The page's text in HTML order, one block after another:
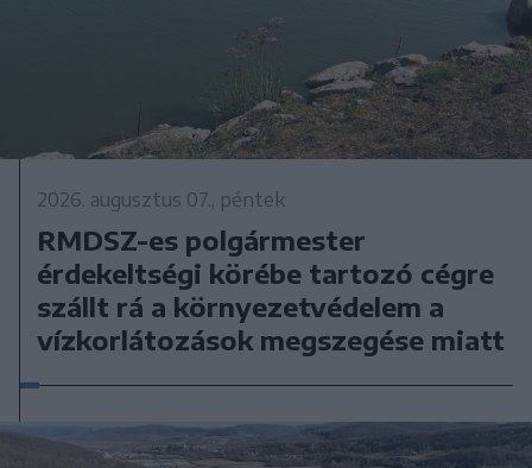
2026. augusztus 07., péntek
RMDSZ-es polgármester
érdekeltségi körébe tartozó cégre
szállt rá a környezetvédelem a
vízkorlátozások megszegése miatt